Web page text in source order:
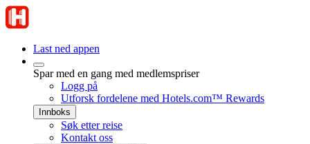
Last ned appen
Spar med en gang med medlemspriser
Logg på
Utforsk fordelene med Hotels.com™ Rewards
Innboks
Søk etter reise
Kontakt oss